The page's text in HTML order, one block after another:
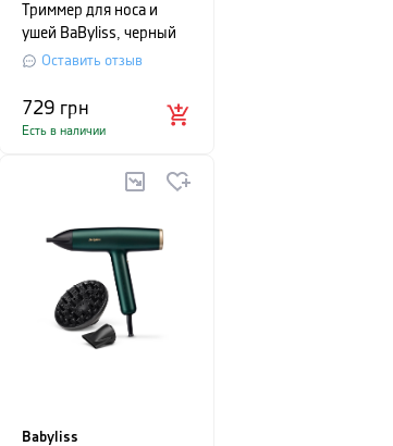
Триммер для носа и
ушей BaByliss, черный
Оставить отзыв
729 грн
Есть в наличии
Babyliss